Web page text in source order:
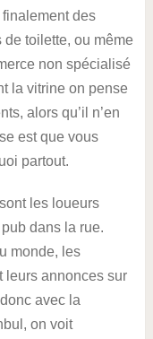
des
toilette, ou même
non spécialisé
la vitrine on pense
alors qu’il n’en
est que vous
partout.
les loueurs
dans la rue.
monde, les
leurs annonces sur
avec la
on voit